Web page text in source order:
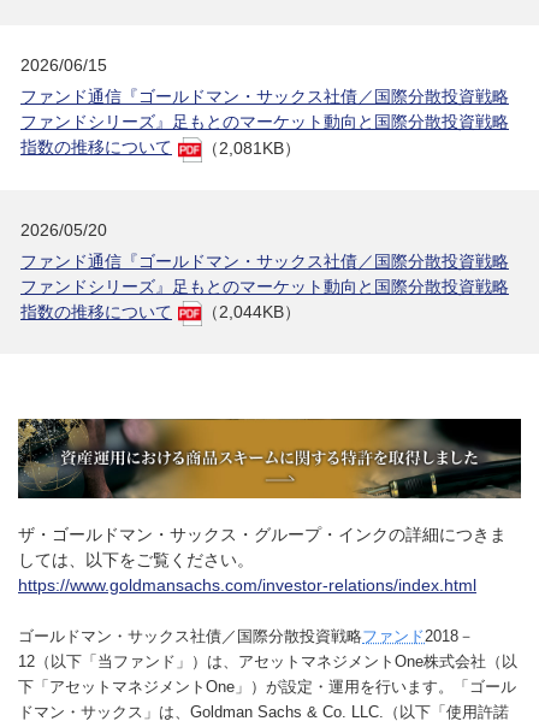
2026/06/15
ファンド通信『ゴールドマン・サックス社債／国際分散投資戦略
ファンドシリーズ』足もとのマーケット動向と国際分散投資戦略
指数の推移について
（2,081KB）
2026/05/20
ファンド通信『ゴールドマン・サックス社債／国際分散投資戦略
ファンドシリーズ』足もとのマーケット動向と国際分散投資戦略
指数の推移について
（2,044KB）
ザ・ゴールドマン・サックス・グループ・インクの詳細につきま
しては、以下をご覧ください。
https://www.goldmansachs.com/investor-relations/index.html
ゴールドマン・サックス社債／国際分散投資戦略ファンド2018－
12（以下「当ファンド」）は、アセットマネジメントOne株式会社（以
下「アセットマネジメントOne」）が設定・運用を行います。「ゴール
ドマン・サックス」は、Goldman Sachs & Co. LLC.（以下「使用許諾